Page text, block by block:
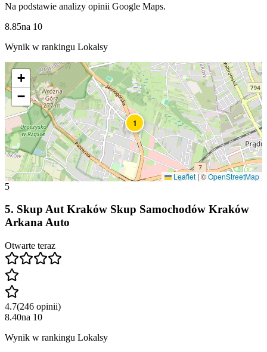
Na podstawie analizy opinii Google Maps.
8.85na 10
Wynik w rankingu Lokalsy
1
+
−
Leaflet|©OpenStreetMap
5
5. Skup Aut Kraków Skup Samochodów Kraków
Arkana Auto
Otwarte teraz
4.7(246 opinii)
8.40na 10
Wynik w rankingu Lokalsy